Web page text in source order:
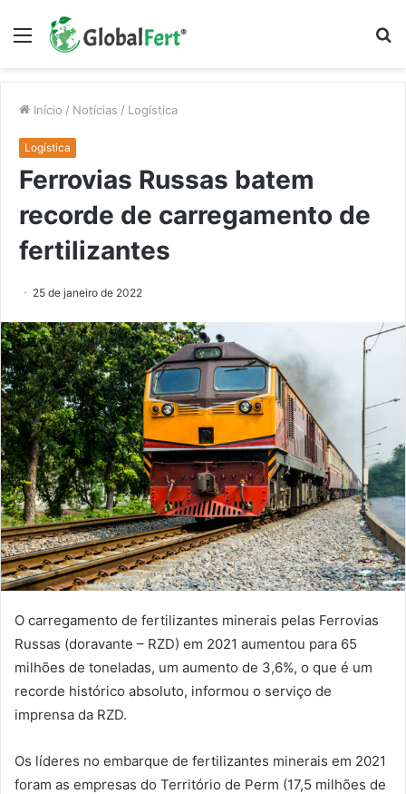
Menu
Início / Notícias / Logística
Logística
Ferrovias Russas batem
recorde de carregamento de
fertilizantes
25 de janeiro de 2022
O carregamento de fertilizantes minerais pelas Ferrovias
Russas (doravante – RZD) em 2021 aumentou para 65
milhões de toneladas, um aumento de 3,6%, o que é um
recorde histórico absoluto, informou o serviço de
imprensa da RZD.
Os líderes no embarque de fertilizantes minerais em 2021
foram as empresas do Território de Perm (17,5 milhões de